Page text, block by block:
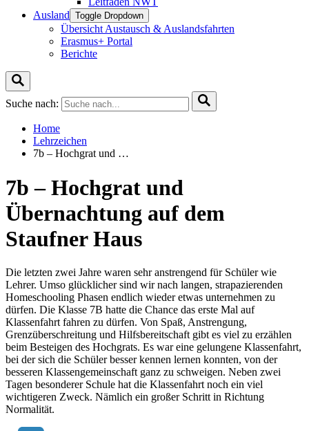
Ausland Toggle Dropdown
Übersicht Austausch & Auslandsfahrten
Erasmus+ Portal
Berichte
Suche nach:
Home
Lehrzeichen
7b – Hochgrat und …
7b – Hochgrat und
Übernachtung auf dem
Staufner Haus
Die letzten zwei Jahre waren sehr anstrengend für Schüler wie
Lehrer. Umso glücklicher sind wir nach langen, strapazierenden
Homeschooling Phasen endlich wieder etwas unternehmen zu
dürfen. Die Klasse 7B hatte die Chance das erste Mal auf
Klassenfahrt fahren zu dürfen. Von Spaß, Anstrengung,
Grenzüberschreitung und Hilfsbereitschaft gibt es viel zu erzählen
beim Besteigen des Hochgrats. Es war eine gelungene Klassenfahrt,
bei der sich die Schüler besser kennen lernen konnten, von der
besseren Klassengemeinschaft ganz zu schweigen. Neben zwei
Tagen besonderer Schule hat die Klassenfahrt noch ein viel
wichtigeren Zweck. Nämlich ein großer Schritt in Richtung
Normalität.